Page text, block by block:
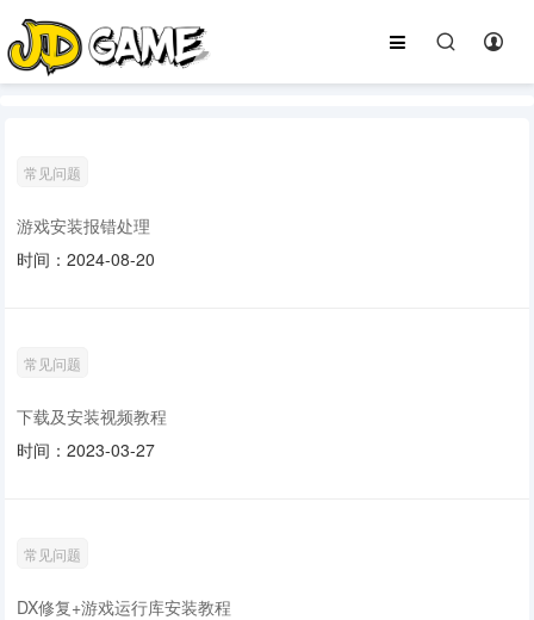
常见问题
游戏安装报错处理
时间：2024-08-20
常见问题
下载及安装视频教程
时间：2023-03-27
常见问题
DX修复+游戏运行库安装教程